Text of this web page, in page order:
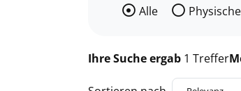
Wählen Sie die
Alle
Ihre Suche ergab 1 Treffer